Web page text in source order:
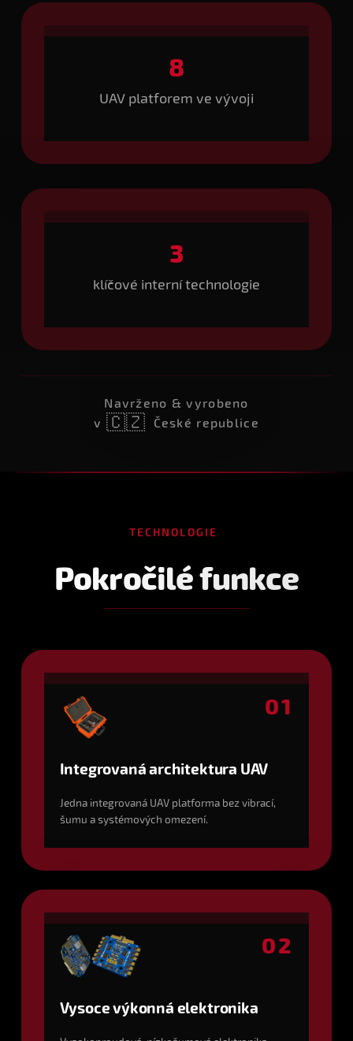
8
UAV platforem ve vývoji
3
klíčové interní technologie
Navrženo & vyrobeno
v 🇨🇿 České republice
TECHNOLOGIE
Pokročilé funkce
01
Integrovaná architektura UAV
Jedna integrovaná UAV platforma bez vibrací,
šumu a systémových omezení.
02
Vysoce výkonná elektronika